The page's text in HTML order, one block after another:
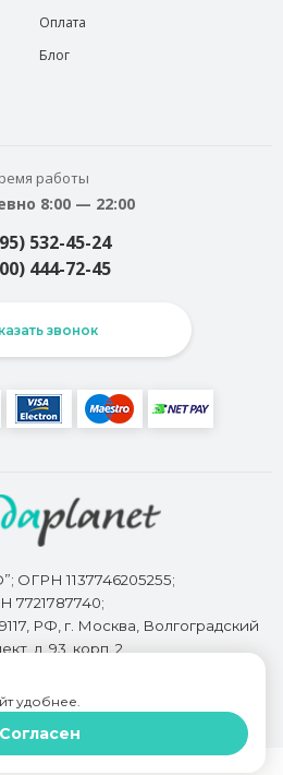
Оплата
Блог
работы
8:00 — 22:00
532-45-24
444-72-45
звонок
ОГРН 1137746205255;
7721787740;
РФ, г. Москва, Волгоградский
д. 93, корп. 2
занимается
удобнее.
Согласен